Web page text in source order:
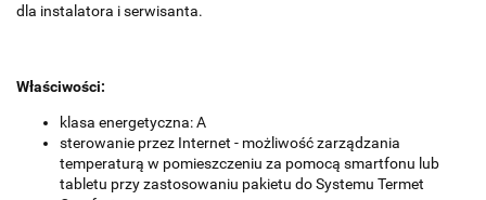
dla instalatora i serwisanta.
Właściwości:
klasa energetyczna: A
sterowanie przez Internet - możliwość zarządzania
temperaturą w pomieszczeniu za pomocą smartfonu lub
tabletu przy zastosowaniu pakietu do Systemu Termet